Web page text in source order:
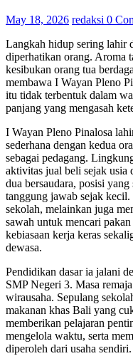
May 18, 2026 redaksi 0
Langkah hidup sering lahir
diperhatikan orang. Aroma
kesibukan orang tua
membawa I Wayan Pleno
itu tidak terbentuk dalam
panjang yang mengasah
I Wayan Pleno Pinalosa
sederhana dengan kedua
sebagai pedagang.
aktivitas jual beli sejak usia
dua bersaudara, posisi
tanggung jawab sejak
sekolah, melainkan juga
sawah untuk mencari
kebiasaan kerja keras
dewasa.
Pendidikan dasar ia jalani
SMP Negeri 3. Masa
wirausaha. Sepulang
makanan khas Bali yang
memberikan pelajaran
mengelola waktu, serta
diperoleh dari usaha sendiri.